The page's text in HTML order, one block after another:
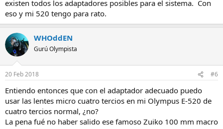
existen todos los adaptadores posibles para el sistema. Con
eso y mi 520 tengo para rato.
WHOddEN
Gurú Olympista
20 Feb 2018 #6
Entiendo entonces que con el adaptador adecuado puedo
usar las lentes micro cuatro tercios en mi Olympus E-520 de
cuatro tercios normal, ¿no?
La pena fué no haber salido ese famoso Zuiko 100 mm macro